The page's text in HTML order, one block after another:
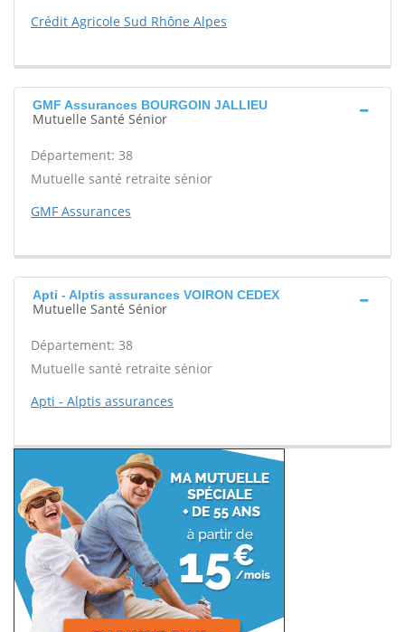
Crédit Agricole Sud Rhône Alpes
GMF Assurances BOURGOIN JALLIEU
Mutuelle Santé Sénior
Département: 38
Mutuelle santé retraite sénior
GMF Assurances
Apti - Alptis assurances VOIRON CEDEX
Mutuelle Santé Sénior
Département: 38
Mutuelle santé retraite sénior
Apti - Alptis assurances